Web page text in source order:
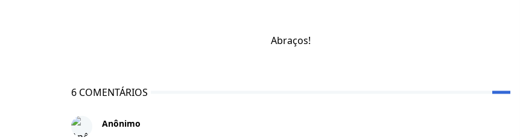
Abraços!
6 COMENTÁRIOS
Anônimo